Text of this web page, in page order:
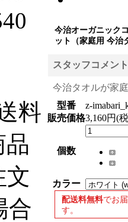
今治オーガニック
ット（家庭用 今治
スタッフコメント
今治タオルが家
型番
z-
販売価格3,160円(
個数
カラー
配送料無料でお
す。
料
品
文
合